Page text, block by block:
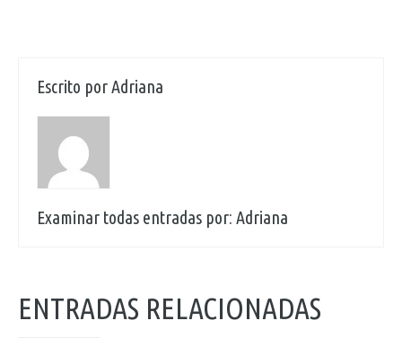
Escrito porAdriana
Examinar todas entradas por: Adriana
ENTRADAS RELACIONADAS